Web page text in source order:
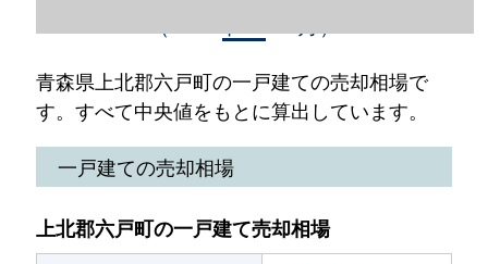
青森県上北郡六戸町の一戸建ての売却相場で
す。すべて中央値をもとに算出しています。
一戸建ての売却相場
上北郡六戸町の一戸建て売却相場